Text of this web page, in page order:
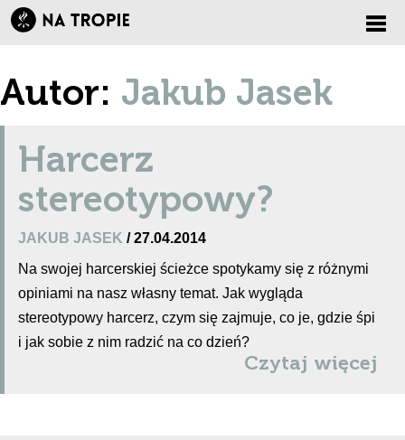
Autor: Jakub Jasek
Harcerz
stereotypowy?
JAKUB JASEK / 27.04.2014
Na swojej harcerskiej ścieżce spotykamy się z różnymi
opiniami na nasz własny temat. Jak wygląda
stereotypowy harcerz, czym się zajmuje, co je, gdzie śpi
i jak sobie z nim radzić na co dzień?
Czytaj więcej